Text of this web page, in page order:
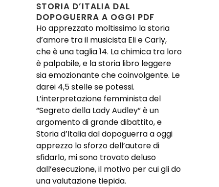
STORIA D’ITALIA DAL
DOPOGUERRA A OGGI PDF
Ho apprezzato moltissimo la storia
d’amore tra il musicista Eli e Carly,
che è una taglia 14. La chimica tra loro
è palpabile, e la storia libro leggere
sia emozionante che coinvolgente. Le
darei 4,5 stelle se potessi.
L’interpretazione femminista del
“Segreto della Lady Audley” è un
argomento di grande dibattito, e
Storia d’Italia dal dopoguerra a oggi
apprezzo lo sforzo dell’autore di
sfidarlo, mi sono trovato deluso
dall’esecuzione, il motivo per cui gli do
una valutazione tiepida.